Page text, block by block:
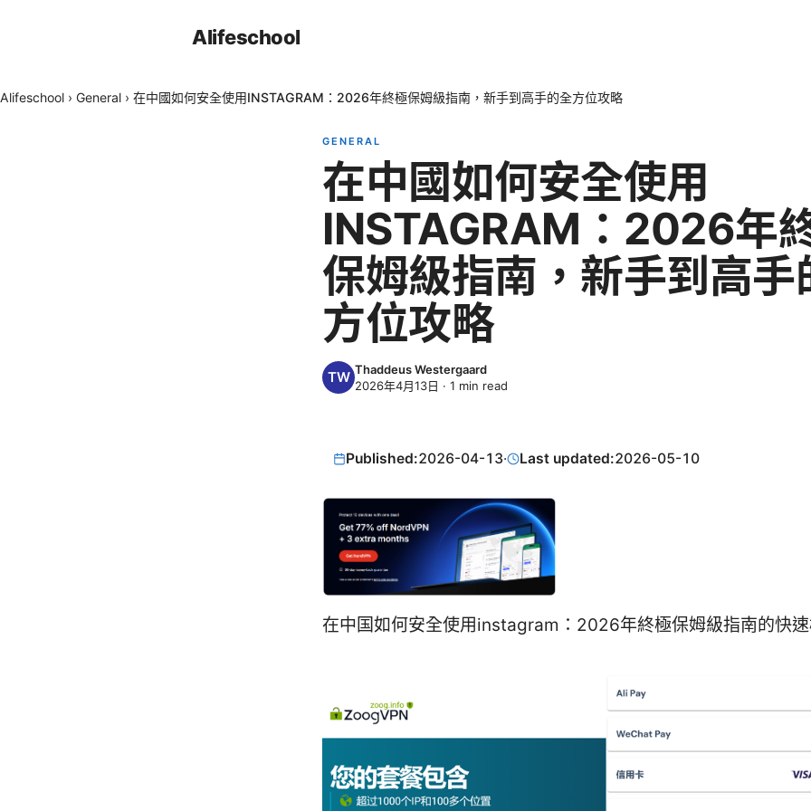
Alifeschool
Alifeschool › General › 在中國如何安全使用INSTAGRAM：2026年終極保姆級指南，新手到高手的全方位攻略
GENERAL
在中國如何安全使用
INSTAGRAM：2026年
保姆級指南，新手到高手
方位攻略
Thaddeus Westergaard
2026年4月13日 · 1 min read
Published:2026-04-13· Last updated:2026-05-10
在中国如何安全使用instagram：2026年終極保姆級指南的快